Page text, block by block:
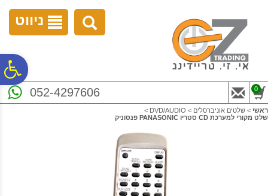
נגישות
ניווט
052-4297606 0
ראשי > שלטים אוניברסלים >
DVD/AUDIO
>
שלט מקורי למערכת CD סטריו PANASONIC פנסוניק